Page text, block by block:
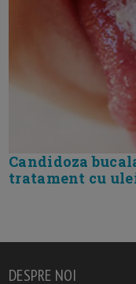
Candidoza
tratament cu
DESPRE NOI